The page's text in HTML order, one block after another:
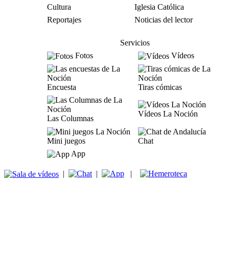
Cultura
Iglesia Católica
Reportajes
Noticias del lector
Servicios
Fotos
Vídeos
Encuesta Tiras cómicas
Las Columnas
Vídeos La Noción
Mini juegos
Chat
App
| | |